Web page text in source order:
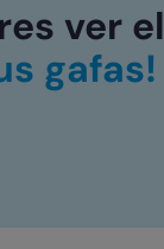
ver el
gafas!